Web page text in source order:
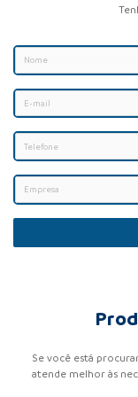
Se você está
atende melhor às